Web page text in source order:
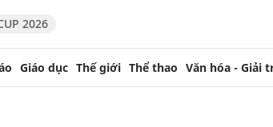
2026
Giáo dục Thế giới Thể thao Văn hóa - Giải